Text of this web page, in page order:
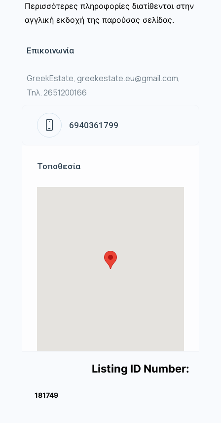
Περισσότερες πληροφορίες διατίθενται στην
αγγλική εκδοχή της παρούσας σελίδας.
Επικοινωνία
GreekEstate, greekestate.eu@gmail.com,
Τηλ. 2651200166
6940361799
Τοποθεσία
Listing ID Number:
181749